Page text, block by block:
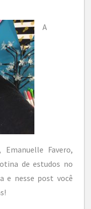
A
Favero,
de estudos no
e nesse post você